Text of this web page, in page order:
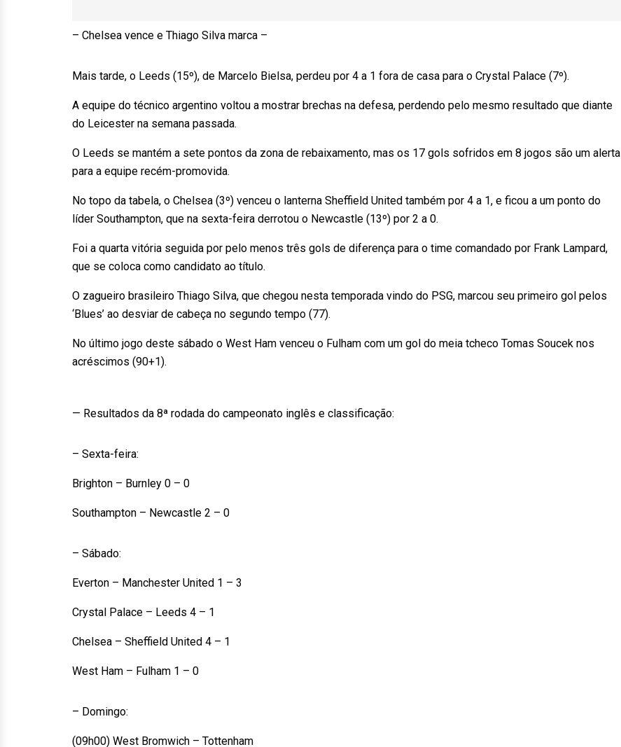
– Chelsea vence e Thiago Silva marca –
Mais tarde, o Leeds (15º), de Marcelo Bielsa, perdeu por 4 a 1 fora de casa para o Crystal Palace (7º).
A equipe do técnico argentino voltou a mostrar brechas na defesa, perdendo pelo mesmo resultado que diante
do Leicester na semana passada.
O Leeds se mantém a sete pontos da zona de rebaixamento, mas os 17 gols sofridos em 8 jogos são um alerta
para a equipe recém-promovida.
No topo da tabela, o Chelsea (3º) venceu o lanterna Sheffield United também por 4 a 1, e ficou a um ponto do
líder Southampton, que na sexta-feira derrotou o Newcastle (13º) por 2 a 0.
Foi a quarta vitória seguida por pelo menos três gols de diferença para o time comandado por Frank Lampard,
que se coloca como candidato ao título.
O zagueiro brasileiro Thiago Silva, que chegou nesta temporada vindo do PSG, marcou seu primeiro gol pelos
‘Blues’ ao desviar de cabeça no segundo tempo (77).
No último jogo deste sábado o West Ham venceu o Fulham com um gol do meia tcheco Tomas Soucek nos
acréscimos (90+1).
— Resultados da 8ª rodada do campeonato inglês e classificação:
– Sexta-feira:
Brighton – Burnley 0 – 0
Southampton – Newcastle 2 – 0
– Sábado:
Everton – Manchester United 1 – 3
Crystal Palace – Leeds 4 – 1
Chelsea – Sheffield United 4 – 1
West Ham – Fulham 1 – 0
– Domingo:
(09h00) West Bromwich – Tottenham